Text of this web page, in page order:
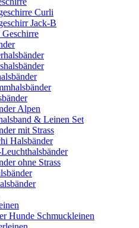
Curli
Jack-B
Geschirre
Alpen
& Leinen Set
mit Strass
Halsbänder
ohne Strass
Hunde Schmuckleinen